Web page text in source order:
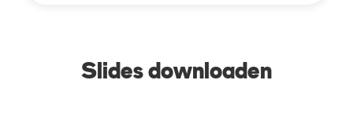
Slides downloaden